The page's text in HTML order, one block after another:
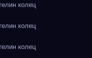
колец
колец
колец